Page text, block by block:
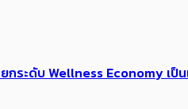
ระดับ Wellness Economy เป็